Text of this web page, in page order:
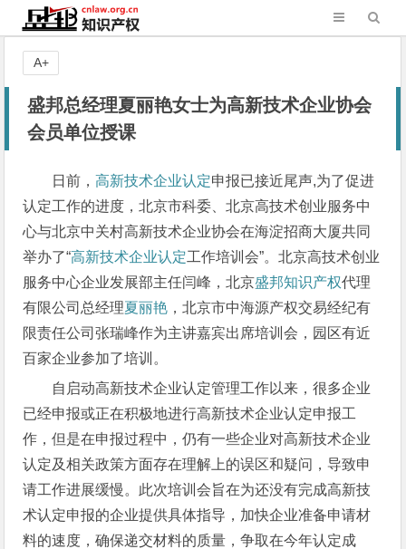
盛邦总经理夏丽艳女士为高新技术企业协会
会员单位授课
日前，高新技术企业认定申报已接近尾声,为了促进
认定工作的进度，北京市科委、北京高技术创业服务中
心与北京中关村高新技术企业协会在海淀招商大厦共同
举办了“高新技术企业认定工作培训会”。北京高技术创业
服务中心企业发展部主任闫峰，北京盛邦知识产权代理
有限公司总经理夏丽艳 ，北京市中海源产权交易经纪有
限责任公司张瑞峰作为主讲嘉宾出席培训会，园区有近
百家企业参加了培训。
自启动高新技术企业认定管理工作以来，很多企业
已经申报或正在积极地进行高新技术企业认定申报工
作，但是在申报过程中，仍有一些企业对高新技术企业
认定及相关政策方面存在理解上的误区和疑问，导致申
请工作进展缓慢。此次培训会旨在为还没有完成高新技
术认定申报的企业提供具体指导，加快企业准备申请材
料的速度，确保递交材料的质量，争取在今年认定成
A+